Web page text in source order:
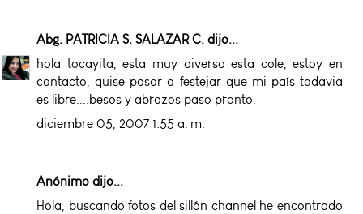
Abg. PATRICIA S. SALAZAR C. dijo...
hola tocayita, esta muy diversa esta cole, estoy en
contacto, quise pasar a festejar que mi país todavia
es libre....besos y abrazos paso pronto.
diciembre 05, 2007 1:55 a. m.
Anónimo dijo...
Hola, buscando fotos del sillón channel he encontrado